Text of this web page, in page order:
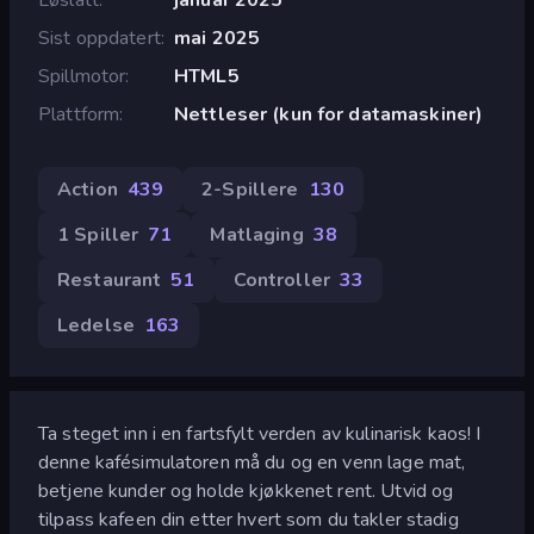
Sist oppdatert mai 2025
Spillmotor
HTML5
Plattform
Nettleser (kun for datamaskiner)
Action 439 2-Spillere 130
1 Spiller 71 Matlaging 38
Restaurant 51 Controller 33
Ledelse 163
Ta steget inn i en fartsfylt verden av kulinarisk kaos! I
denne kafésimulatoren må du og en venn lage mat,
betjene kunder og holde kjøkkenet rent. Utvid og
tilpass kafeen din etter hvert som du takler stadig